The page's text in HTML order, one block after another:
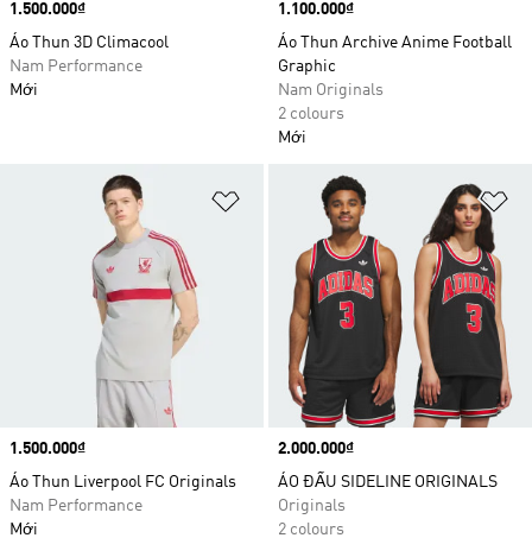
Price
1.500.000₫
Áo Thun 3D Climacool
Nam Performance
Mới
Price
1.100.000₫
Áo Thun Archive Anime Football
Graphic
Nam Originals
2 colours
Mới
Add to Wishlist
Price
1.500.000₫
Áo Thun Liverpool FC Originals
Nam Performance
Mới
Price
2.000.000₫
ÁO ĐẤU SIDELINE ORIGINALS
Originals
2 colours